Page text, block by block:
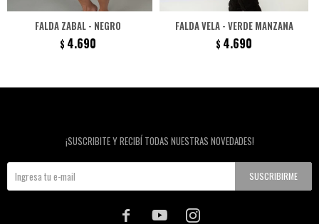
FALDA ZABAL - NEGRO
$ 4.690
FALDA VELA - VERDE MANZANA
$ 4.690
¡SUSCRIBITE Y RECIBÍ TODAS NUESTRAS NOVEDADES!
SUSCRIBIRME
  